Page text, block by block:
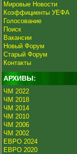
Мировые Новости
Коэффициенты УЕФА
Голосование
Поиск
Вакансии
Новый Форум
Старый Форум
Контакты
АРХИВЫ:
ЧМ 2022
ЧМ 2018
ЧМ 2014
ЧМ 2010
ЧМ 2006
ЧМ 2002
ЕВРО 2024
ЕВРО 2020